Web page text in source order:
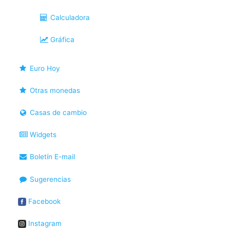
Calculadora
Gráfica
Euro Hoy
Otras monedas
Casas de cambio
Widgets
Boletín E-mail
Sugerencias
Facebook
Instagram